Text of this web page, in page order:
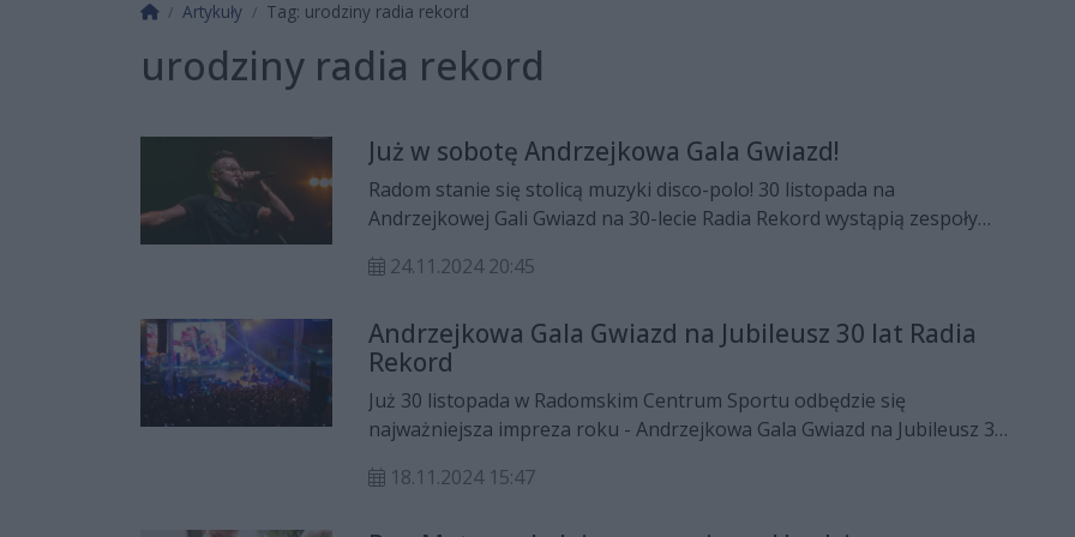
Strona główna
Artykuły Tag: urodziny radia rekord
urodziny radia rekord
Już w sobotę Andrzejkowa Gala Gwiazd!
Radom stanie się stolicą muzyki disco-polo! 30 listopada na
Andrzejkowej Gali Gwiazd na 30-lecie Radia Rekord wystąpią zespoły
Zielińska.
24.11.2024 20:45
Andrzejkowa Gala Gwiazd na Jubileusz 30 lat Radia
Rekord
Już 30 listopada w Radomskim Centrum Sportu odbędzie się
najważniejsza impreza roku - Andrzejkowa Gala Gwiazd na Jubileusz 30
18.11.2024 15:47